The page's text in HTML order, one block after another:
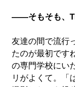
――そもそも、
友達の間で流行
たのが最初です
の専門学校にい
リがよくて。「